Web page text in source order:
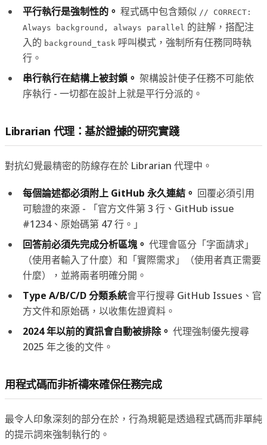
平行執行是強制性的。 程式碼中包含類似 // CORRECT:
Always background, always parallel 的註解，搭配注
入的 background_task 呼叫模式，強制所有任務同時執
行。
串行執行在結構上被封鎖。 架構設計使子任務不可能依
序執行 - 一切都在設計上就是平行分派的。
Librarian 代理：基於證據的研究實踐
對抗幻覺最精密的防線存在於 Librarian 代理中。
每個論述都必須附上 GitHub 永久連結。 回覆必須引用
可驗證的來源 - 「官方文件第 3 行、GitHub issue
#1234、原始碼第 47 行。」
回答前必須先完成分析區塊。 代理會區分「字面請求」
（使用者輸入了什麼）和「實際需求」（使用者真正需要
什麼），並將兩者明確分開。
Type A/B/C/D 分類系統會平行搜尋 GitHub Issues、官
方文件和原始碼，以收集佐證資料。
2024 年以前的資訊會自動被排除。 代理強制優先搜尋
2025 年之後的文件。
用程式碼而非祈禱來確保任務完成
最令人印象深刻的部分在於，行為規範是透過程式碼而非單純
的提示詞來強制執行的。